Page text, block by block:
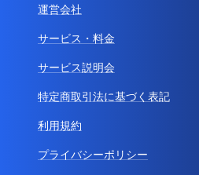
運営会社
サービス・料金
サービス説明会
特定商取引法に基づく表記
利用規約
プライバシーポリシー